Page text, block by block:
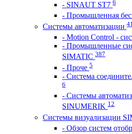
- SINAUT ST7 6
- Промышленная
Системы автоматизации
- Motion Control -
- Промышленные
SIMATIC 387
- Проче 5
- Система
6
- Системы
SINUMERIK 12
Системы визуализации
- Обзор систем